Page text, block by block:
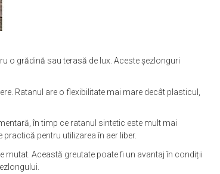
o grădină sau terasă de lux. Aceste șezlonguri
Ratanul are o flexibilitate mai mare decât plasticul,
în timp ce ratanul sintetic este mult mai
pentru utilizarea în aer liber.
mutat. Această greutate poate fi un avantaj în condiții